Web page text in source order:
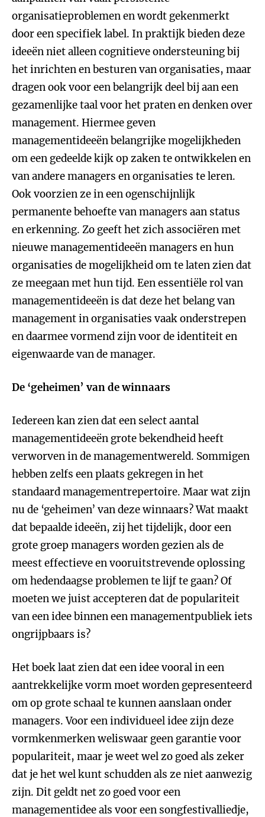
organisatieproblemen en wordt gekenmerkt
door een specifiek label. In praktijk bieden deze
ideeën niet alleen cognitieve ondersteuning bij
het inrichten en besturen van organisaties, maar
dragen ook voor een belangrijk deel bij aan een
gezamenlijke taal voor het praten en denken over
management. Hiermee geven
managementideeën belangrijke mogelijkheden
om een gedeelde kijk op zaken te ontwikkelen en
van andere managers en organisaties te leren.
Ook voorzien ze in een ogenschijnlijk
permanente behoefte van managers aan status
en erkenning. Zo geeft het zich associëren met
nieuwe managementideeën managers en hun
organisaties de mogelijkheid om te laten zien dat
ze meegaan met hun tijd. Een essentiële rol van
managementideeën is dat deze het belang van
management in organisaties vaak onderstrepen
en daarmee vormend zijn voor de identiteit en
eigenwaarde van de manager.
De ‘geheimen’ van de winnaars
Iedereen kan zien dat een select aantal
managementideeën grote bekendheid heeft
verworven in de managementwereld. Sommigen
hebben zelfs een plaats gekregen in het
standaard managementrepertoire. Maar wat zijn
nu de ‘geheimen’ van deze winnaars? Wat maakt
dat bepaalde ideeën, zij het tijdelijk, door een
grote groep managers worden gezien als de
meest effectieve en vooruitstrevende oplossing
om hedendaagse problemen te lijf te gaan? Of
moeten we juist accepteren dat de populariteit
van een idee binnen een managementpubliek iets
ongrijpbaars is?
Het boek laat zien dat een idee vooral in een
aantrekkelijke vorm moet worden gepresenteerd
om op grote schaal te kunnen aanslaan onder
managers. Voor een individueel idee zijn deze
vormkenmerken weliswaar geen garantie voor
populariteit, maar je weet wel zo goed als zeker
dat je het wel kunt schudden als ze niet aanwezig
zijn. Dit geldt net zo goed voor een
managementidee als voor een songfestivalliedje,